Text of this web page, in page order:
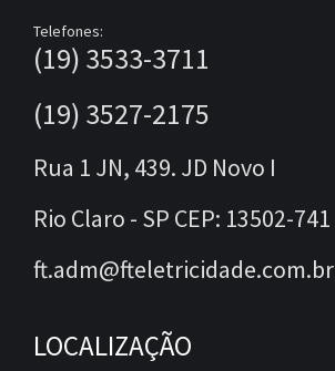
Telefones:
(19) 3533-3711
(19) 3527-2175
Rua 1 JN, 439. JD Novo I
Rio Claro - SP CEP: 13502-741
ft.adm@fteletricidade.com.br
LOCALIZAÇÃO